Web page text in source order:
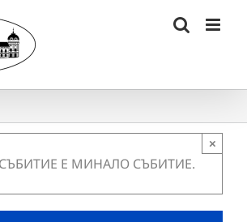
Е МИНАЛО СЪБИТИЕ.
×